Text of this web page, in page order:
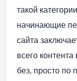
такой
начинающие
сайта
всего
без, просто по